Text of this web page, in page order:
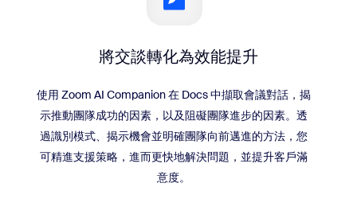
將交談轉化為效能提升
使用 Zoom AI Companion 在 Docs 中擷取會議對話，揭
示推動團隊成功的因素，以及阻礙團隊進步的因素。透
過識別模式、揭示機會並明確團隊向前邁進的方法，您
可精進支援策略，進而更快地解決問題，並提升客戶滿
意度。